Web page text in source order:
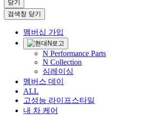
닫기
검색창 닫기
멤버십 가입
N Performance Parts
N Collection
심레이싱
멤버스 데이
ALL
고성능 라이프스타일
내 차 케어